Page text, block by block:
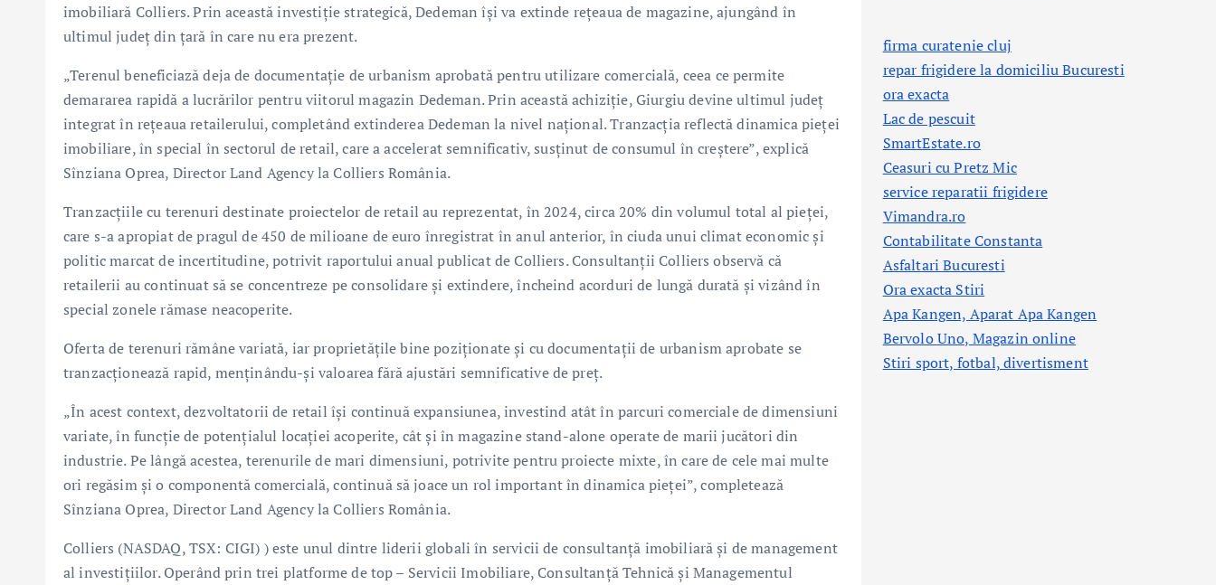
imobiliară Colliers. Prin această investiție strategică, Dedeman își va extinde rețeaua de magazine, ajungând în
ultimul județ din țară în care nu era prezent.
„Terenul beneficiază deja de documentație de urbanism aprobată pentru utilizare comercială, ceea ce permite
demararea rapidă a lucrărilor pentru viitorul magazin Dedeman. Prin această achiziție, Giurgiu devine ultimul județ
integrat în rețeaua retailerului, completând extinderea Dedeman la nivel național. Tranzacția reflectă dinamica pieței
imobiliare, în special în sectorul de retail, care a accelerat semnificativ, susținut de consumul în creștere”, explică
Sînziana Oprea, Director Land Agency la Colliers România.
Tranzacțiile cu terenuri destinate proiectelor de retail au reprezentat, în 2024, circa 20% din volumul total al pieței,
care s-a apropiat de pragul de 450 de milioane de euro înregistrat în anul anterior, în ciuda unui climat economic și
politic marcat de incertitudine, potrivit raportului anual publicat de Colliers. Consultanții Colliers observă că
retailerii au continuat să se concentreze pe consolidare și extindere, încheind acorduri de lungă durată și vizând în
special zonele rămase neacoperite.
Oferta de terenuri rămâne variată, iar proprietățile bine poziționate și cu documentații de urbanism aprobate se
tranzacționează rapid, menținându-și valoarea fără ajustări semnificative de preț.
„În acest context, dezvoltatorii de retail își continuă expansiunea, investind atât în parcuri comerciale de dimensiuni
variate, în funcție de potențialul locației acoperite, cât și în magazine stand-alone operate de marii jucători din
industrie. Pe lângă acestea, terenurile de mari dimensiuni, potrivite pentru proiecte mixte, în care de cele mai multe
ori regăsim și o componentă comercială, continuă să joace un rol important în dinamica pieței”, completează
Sînziana Oprea, Director Land Agency la Colliers România.
Colliers (NASDAQ, TSX: CIGI) ) este unul dintre liderii globali în servicii de consultanță imobiliară și de management
al investițiilor. Operând prin trei platforme de top – Servicii Imobiliare, Consultanță Tehnică și Managementul
firma curatenie cluj
repar frigidere la domiciliu Bucuresti
ora exacta
Lac de pescuit
SmartEstate.ro
Ceasuri cu Pretz Mic
service reparatii frigidere
Vimandra.ro
Contabilitate Constanta
Asfaltari Bucuresti
Ora exacta Stiri
Apa Kangen, Aparat Apa Kangen
Bervolo Uno, Magazin online
Stiri sport, fotbal,divertisment